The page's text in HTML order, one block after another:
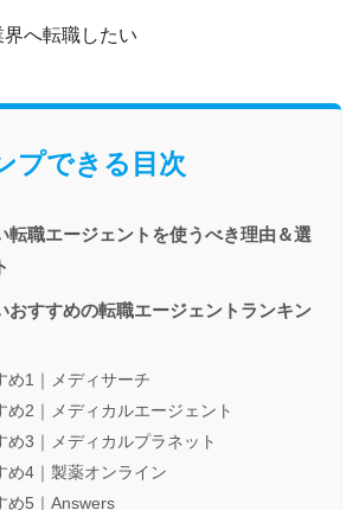
へ転職したい
プできる目次
転職エージェントを使うべき理由＆選
おすすめの転職エージェントランキン
め1｜メディサーチ
め2｜メディカルエージェント
め3｜メディカルプラネット
め4｜製薬オンライン
め5｜Answers